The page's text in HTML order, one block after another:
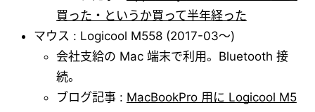
買った・というか買って半年経った
マウス : Logicool M558 (2017-03～)
会社支給の Mac 端末で利用。Bluetooth 接
続。
ブログ記事 : MacBookPro 用に Logicool M5